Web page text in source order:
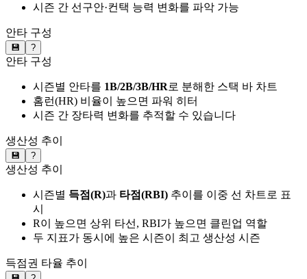
시즌 간 선구안·컨택 능력 변화를 파악 가능
안타 구성
💾 ?
안타 구성
시즌별 안타를 1B/2B/3B/HR로 분해한 스택 바 차트
홈런(HR) 비율이 높으면 파워 히터
시즌 간 장타력 변화를 추적할 수 있습니다
생산성 추이
💾 ?
생산성 추이
시즌별 득점(R)과 타점(RBI) 추이를 이중 선 차트로 표
시
R이 높으면 상위 타선, RBI가 높으면 클린업 역할
두 지표가 동시에 높은 시즌이 최고 생산성 시즌
득점권 타율 추이